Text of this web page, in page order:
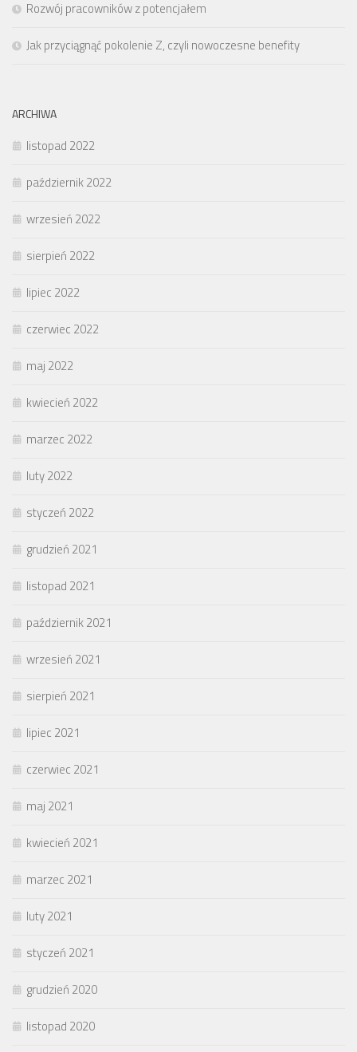
Rozwój pracowników z potencjałem
Jak przyciągnąć pokolenie Z, czyli nowoczesne benefity
ARCHIWA
listopad 2022
październik 2022
wrzesień 2022
sierpień 2022
lipiec 2022
czerwiec 2022
maj 2022
kwiecień 2022
marzec 2022
luty 2022
styczeń 2022
grudzień 2021
listopad 2021
październik 2021
wrzesień 2021
sierpień 2021
lipiec 2021
czerwiec 2021
maj 2021
kwiecień 2021
marzec 2021
luty 2021
styczeń 2021
grudzień 2020
listopad 2020